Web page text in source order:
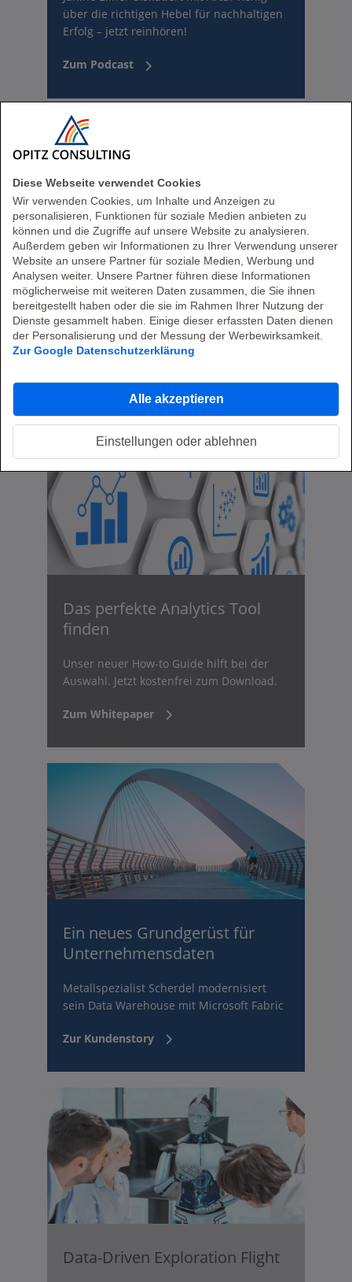
Diese Webseite verwendet Cookies
Wir verwenden Cookies, um Inhalte und Anzeigen zu
personalisieren, Funktionen für soziale Medien anbieten zu
können und die Zugriffe auf unsere Website zu analysieren.
Außerdem geben wir Informationen zu Ihrer Verwendung unserer
Website an unsere Partner für soziale Medien, Werbung und
Analysen weiter. Unsere Partner führen diese Informationen
möglicherweise mit weiteren Daten zusammen, die Sie ihnen
bereitgestellt haben oder die sie im Rahmen Ihrer Nutzung der
Dienste gesammelt haben. Einige dieser erfassten Daten dienen
der Personalisierung und der Messung der Werbewirksamkeit.
Zur Google Datenschutzerklärung
Alle akzeptieren
Einstellungen oder ablehnen
über die richtigen Hebel für nachhaltigen
Erfolg – jetzt reinhören!
Zum Podcast
Daten analysieren mit
ChatGPT
Was ist von sprachbasierter KI zu
erwarten? Beispiel: Titanic-Datenset
Das perfekte Analytics Tool
finden
Unser neuer How-to Guide hilft bei der
Auswahl. Jetzt kostenfrei zum Download.
Zum Whitepaper
Ein neues Grundgerüst für
Unternehmensdaten
Metallspezialist Scherdel modernisiert
sein Data Warehouse mit Microsoft Fabric
Zur Kundenstory
Data-Driven Exploration Flight